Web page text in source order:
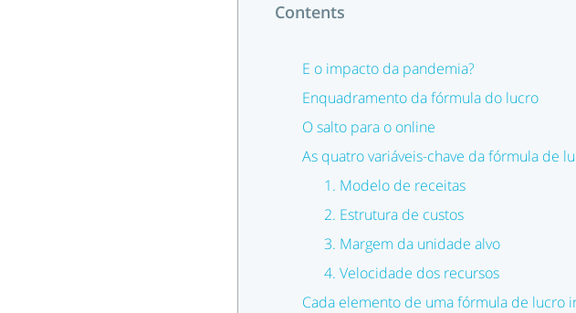
Contents
E o impacto da pandemia?
Enquadramento da fórmula do lucro
O salto para o online
As quatro variáveis-chave da fórmula de
1. Modelo de receitas
2. Estrutura de custos
3. Margem da unidade alvo
4. Velocidade dos recursos
Cada elemento de uma fórmula de lucro